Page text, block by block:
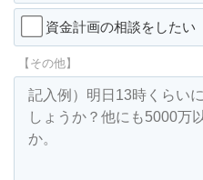
資金計画の相談をしたい
【その他】